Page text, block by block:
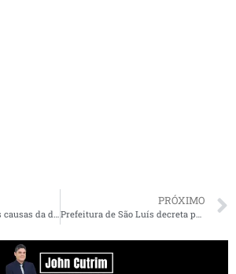
Bolsonaro analisa as causas da derrota para Lula
PRÓXIMO
Prefeitura de São Luís decreta ponto facultativo dia 14 de novembro, véspera do feriado da Proclamação da República